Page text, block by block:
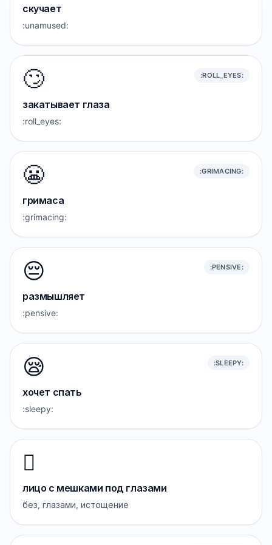
скучает
:unamused:
🙄 :ROLL_EYES:
закатывает глаза
:roll_eyes:
😬 :GRIMACING:
гримаса
:grimacing:
😔 :PENSIVE:
размышляет
:pensive:
😪 :SLEEPY:
хочет спать
:sleepy:
🫩
лицо с мешками под глазами
без, глазами, истощение